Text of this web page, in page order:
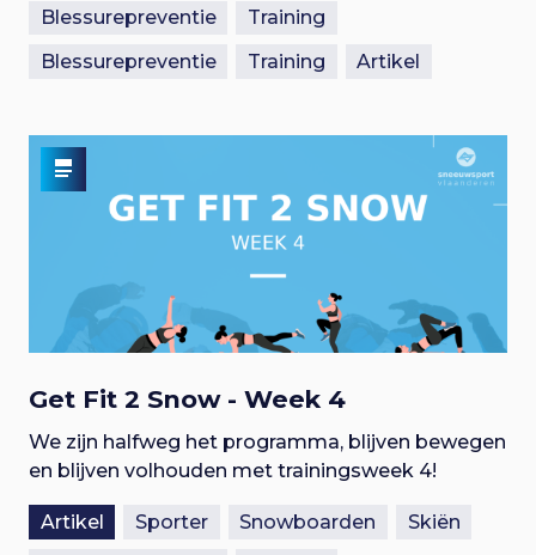
Blessurepreventie
Training
Blessurepreventie
Training Artikel
Get Fit 2 Snow - Week 4
We zijn halfweg het programma, blijven bewegen
en blijven volhouden met trainingsweek 4!
Artikel Sporter Snowboarden
Skiën